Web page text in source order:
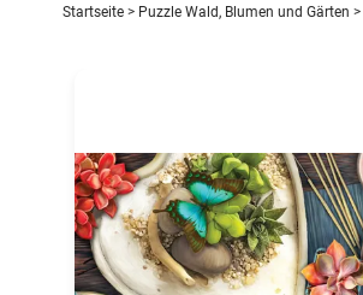
Startseite > Puzzle Wald, Blumen und Gärten >